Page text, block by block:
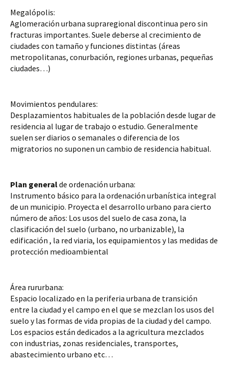
Megalópolis:
Aglomeración urbana supraregional discontinua pero sin
fracturas importantes. Suele deberse al crecimiento de
ciudades con tamaño y funciones distintas (áreas
metropolitanas, conurbación, regiones urbanas, pequeñas
ciudades…)
Movimientos pendulares:
Desplazamientos habituales de la población desde lugar de
residencia al lugar de trabajo o estudio. Generalmente
suelen ser diarios o semanales o diferencia de los
migratorios no suponen un cambio de residencia habitual.
Plan general de ordenación urbana:
Instrumento básico para la ordenación urbanística integral
de un municipio. Proyecta el desarrollo urbano para cierto
número de años: Los usos del suelo de casa zona, la
clasificación del suelo (urbano, no urbanizable), la
edificación , la red viaria, los equipamientos y las medidas de
protección medioambiental
Área rururbana:
Espacio localizado en la periferia urbana de transición
entre la ciudad y el campo en el que se mezclan los usos del
suelo y las formas de vida propias de la ciudad y del campo.
Los espacios están dedicados a la agricultura mezclados
con industrias, zonas residenciales, transportes,
abastecimiento urbano etc…